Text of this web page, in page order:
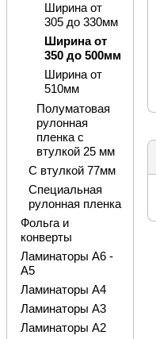
Ширина от
305 до 330мм
Ширина от
350 до 500мм
Ширина от
510мм
Полуматовая
рулонная
пленка с
втулкой 25 мм
С втулкой 77мм
Специальная
рулонная пленка
Фольга и
конверты
Ламинаторы А6 -
А5
Ламинаторы А4
Ламинаторы А3
Ламинаторы А2